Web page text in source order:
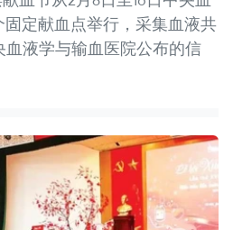
定献血点举行，采集血液共
血液学与输血医院公布的信